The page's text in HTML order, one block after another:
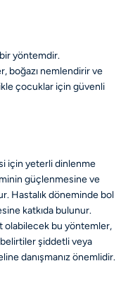
yöntemdir.
boğazı nemlendirir ve
çocuklar için güvenli
için yeterli dinlenme
güçlenmesine ve
Hastalık döneminde bol
katkıda bulunur.
olabilecek bu yöntemler,
şiddetli veya
danışmanız önemlidir.